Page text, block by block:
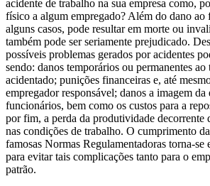
acidente de trabalho na sua empresa como,
físico a algum empregado? Além do dano ao
alguns casos, pode resultar em morte ou
também pode ser seriamente prejudicado.
possíveis problemas gerados por acidentes
sendo: danos temporários ou permanentes ao
acidentado; punições financeiras e, até
empregador responsável; danos a imagem da
funcionários, bem como os custos para a
por fim, a perda da produtividade decorrente
nas condições de trabalho. O cumprimento
famosas Normas Regulamentadoras torna-se
para evitar tais complicações tanto para o
patrão.